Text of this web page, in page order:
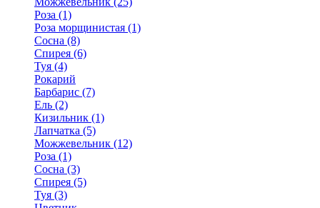
Роза (1)
Роза морщинистая (1)
Сосна (8)
Спирея (6)
Туя (4)
Рокарий
Барбарис (7)
Ель (2)
Кизильник (1)
Лапчатка (5)
Можжевельник (12)
Роза (1)
Сосна (3)
Спирея (5)
Туя (3)